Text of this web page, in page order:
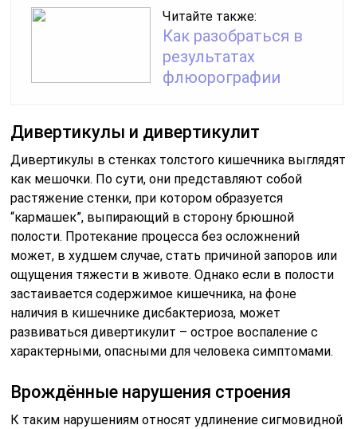
Читайте также:
Как разобраться в
результатах
флюорографии
Дивертикулы и дивертикулит
Дивертикулы в стенках толстого кишечника выглядят
как мешочки. По сути, они представляют собой
растяжение стенки, при котором образуется
“кармашек”, выпирающий в сторону брюшной
полости. Протекание процесса без осложнений
может, в худшем случае, стать причиной запоров или
ощущения тяжести в животе. Однако если в полости
застаивается содержимое кишечника, на фоне
наличия в кишечнике дисбактериоза, может
развиваться дивертикулит – острое воспаление с
характерными, опасными для человека симптомами.
Врождённые нарушения строения
К таким нарушениям относят удлинение сигмовидной